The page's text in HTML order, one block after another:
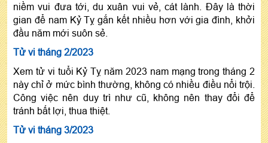
niềm vui đưa tới, du xuân vui vẻ, cát lành. Đây là thời
gian để nam Kỷ Tỵ gắn kết nhiều hơn với gia đình, khởi
đầu năm mới suôn sẻ.
Tử vi tháng 2/2023
Xem tử vi tuổi Kỷ Tỵ năm 2023 nam mạng trong tháng 2
này chỉ ở mức bình thường, không có nhiều điều nổi trội.
Công việc nên duy trì như cũ, không nên thay đổi để
tránh bất lợi, thua thiệt.
Tử vi tháng 3/2023